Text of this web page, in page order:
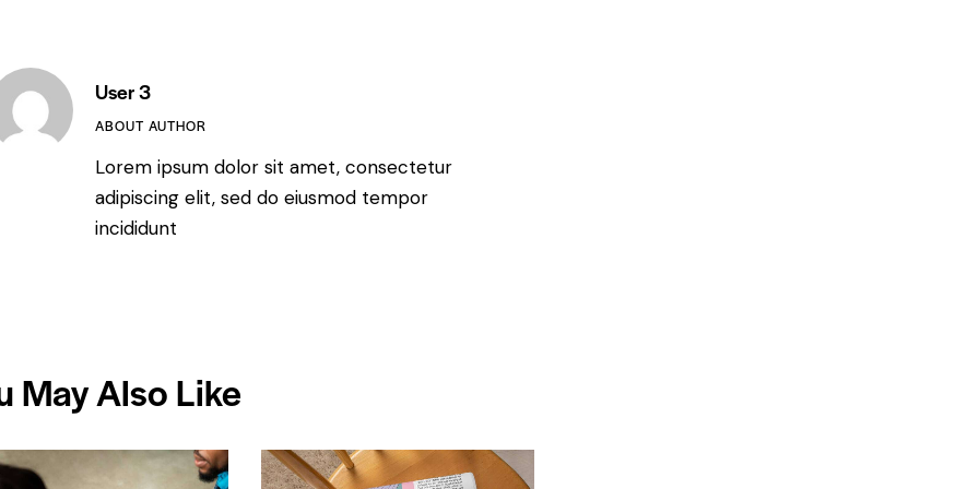
User 3
ABOUT AUTHOR
Lorem ipsum dolor sit amet, consectetur
adipiscing elit, sed do eiusmod tempor
incididunt
May Also Like